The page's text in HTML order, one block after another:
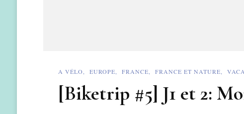
A VÉLO EUROPE FRANCE FRANCE ET NATURE
[Biketrip #5] J1 et 2: